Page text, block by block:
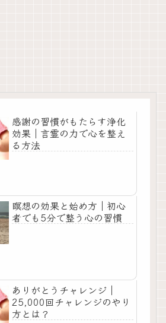
感謝の習慣がもたらす浄化
効果｜言霊の力で心を整え
る方法
瞑想の効果と始め方｜初心
者でも5分で整う心の習慣
ありがとうチャレンジ｜
25,000回チャレンジのやり
方とは？